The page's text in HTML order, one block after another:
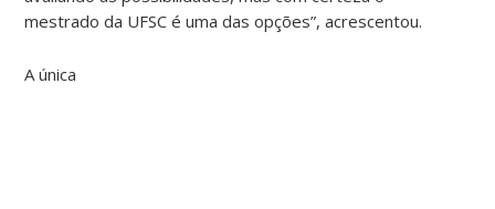
mestrado da UFSC é uma das opções”, acrescentou.
A única